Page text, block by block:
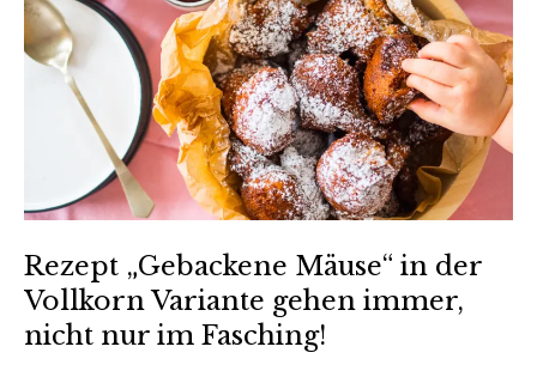
Rezept „Gebackene Mäuse“ in der
Vollkorn Variante gehen immer,
nicht nur im Fasching!